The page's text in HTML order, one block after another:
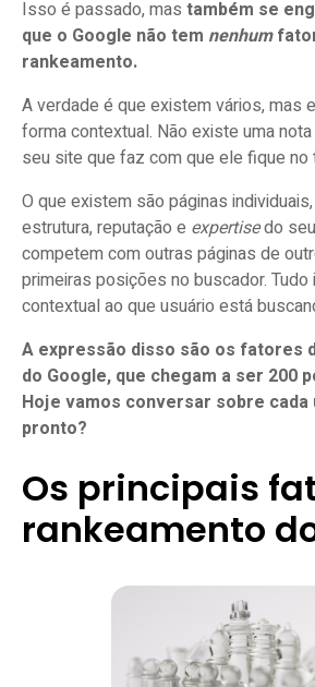
Atualização e relevância do
Página
SEO para Mobile
Links e Estrutura do Site
Outros Sinais de Qualidade
Quais desses fatores você
Isso é passado, mas também se
que o Google não tem nenhum
rankeamento.
A verdade é que existem vários, mas
forma contextual. Não existe uma
seu site que faz com que ele fique no
O que existem são páginas
estrutura, reputação e expertisedo
competem com outras páginas de
primeiras posições no buscador.
contextual ao que usuário está
A expressão disso são os fatores
do Google, que chegam a ser 200
Hoje vamos conversar sobre cada
pronto?
Os principais
rankeamento